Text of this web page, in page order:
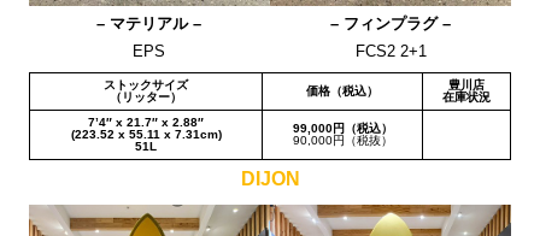
– マテリアル –
EPS
– フィンプラグ –
FCS2 2+1
ストックサイズ
（リッター）
価格（税込）
豊川店
在庫状況
7’4″ x 21.7″ x 2.88″
(223.52 x 55.11 x 7.31cm)
51L
99,000円（税込）
90,000円（税抜）
DIJON